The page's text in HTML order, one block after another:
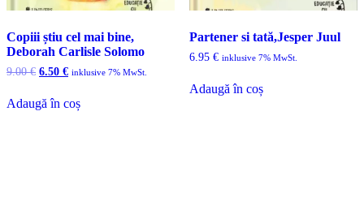
Copiii știu cel mai bine,
Deborah Carlisle Solomo
9.00€ Prețul
a
fost:
6.50 €Prețul
6.50 €.
inklusive 7% MwSt.
Adaugă în coș
Partener si tată,Jesper Juul
6.95 € inklusive 7% MwSt.
Adaugă în coș